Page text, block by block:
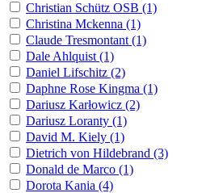
Christian Schütz OSB (1)
Christina Mckenna (1)
Claude Tresmontant (1)
Dale Ahlquist (1)
Daniel Lifschitz (2)
Daphne Rose Kingma (1)
Dariusz Karłowicz (2)
Dariusz Loranty (1)
David M. Kiely (1)
Dietrich von Hildebrand (3)
Donald de Marco (1)
Dorota Kania (4)